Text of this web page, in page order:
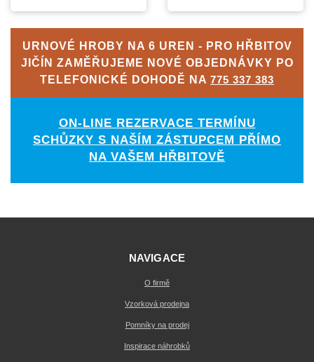
URNOVÉ HROBY NA 6 UREN - PRO HŘBITOV
JIČÍN ZAMĚŘUJEME NOVÉ OBJEDNÁVKY PO
TELEFONICKÉ DOHODĚ NA 775 337 383
ON-LINE REZERVACE TERMÍNU
SCHŮZKY S NAŠÍM ZÁSTUPCEM PŘÍMO
NA VAŠEM HŘBITOVĚ
NAVIGACE
O firmě
Vzorková prodejna
Pomníky na prodej
Inspirace náhrobků